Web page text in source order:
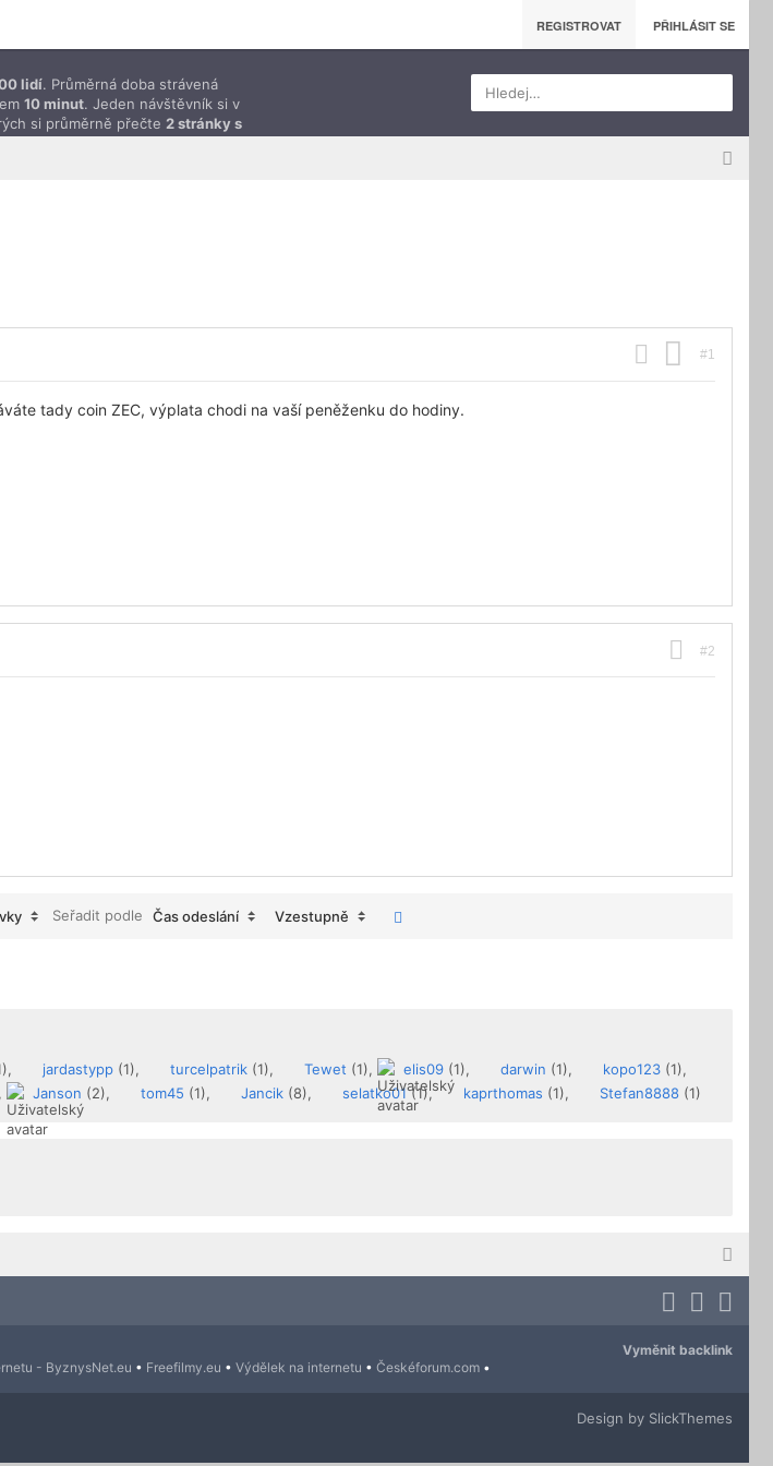
REGISTROVAT PŘIHLÁSIT SE
lidí. Průměrná doba strávená
10 minut. Jeden návštěvník si v
si průměrně přečte 2 stránky s
Hledej…
#1
tady coin ZEC, výplata chodi na vaší peněženku do hodiny.
#2
Seřadit podle Čas odeslání Vzestupně
jardastypp (1), turcelpatrik (1), Tewet (1), elis09 (1), darwin (1), kopo123 (1),
Janson (2), tom45 (1), Jancik (8), selatko01(1), kaprthomas (1), Stefan8888 (1)
Vyměnit backlink
- ByznysNet.eu • Freefilmy.eu • Výdělek na internetu • Českéforum.com •
Design by SlickThemes